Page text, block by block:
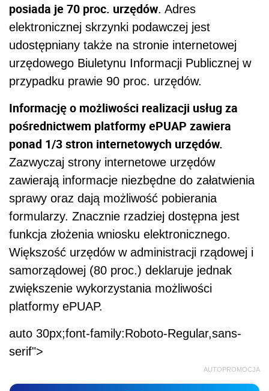
posiada je 70 proc. urzędów. Adres
elektronicznej skrzynki podawczej jest
udostępniany także na stronie internetowej
urzędowego Biuletynu Informacji Publicznej w
przypadku prawie 90 proc. urzędów.
Informację o możliwości realizacji usług za
pośrednictwem platformy ePUAP zawiera
ponad 1/3 stron internetowych urzędów.
Zazwyczaj strony internetowe urzędów
zawierają informacje niezbędne do załatwienia
sprawy oraz dają możliwość pobierania
formularzy. Znacznie rzadziej dostępna jest
funkcja złożenia wniosku elektronicznego.
Większość urzędów w administracji rządowej i
samorządowej (80 proc.) deklaruje jednak
zwiększenie wykorzystania możliwości
platformy ePUAP.
auto 30px;font-family:Roboto-Regular,sans-
serif">
AUTOPROMOCJA